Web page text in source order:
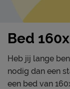
Bed
Heb jij lange
nodig dan een
een bed van